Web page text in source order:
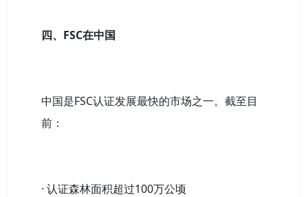
四、FSC在中国
中国是FSC认证发展最快的市场之一。截至目
前：
· 认证森林面积超过100万公顷